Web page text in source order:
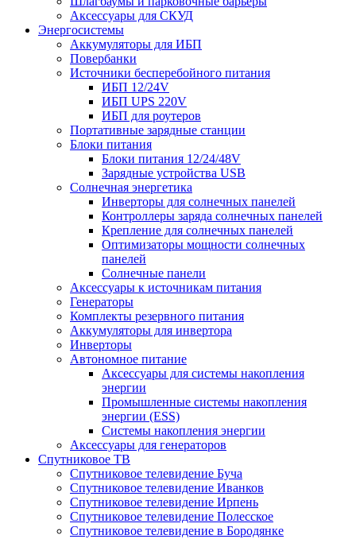
Аксессуары для СКУД
Энергосистемы
Аккумуляторы для ИБП
Повербанки
Источники бесперебойного питания
ИБП 12/24V
ИБП UPS 220V
ИБП для роутеров
Портативные зарядные станции
Блоки питания
Блоки питания 12/24/48V
Зарядные устройства USB
Солнечная энергетика
Инверторы для солнечных панелей
Контроллеры заряда солнечных панелей
Крепление для солнечных панелей
Оптимизаторы мощности солнечных
панелей
Солнечные панели
Аксессуары к источникам питания
Генераторы
Комплекты резервного питания
Аккумуляторы для инвертора
Инверторы
Автономное питание
Аксессуары для системы накопления
энергии
Промышленные системы накопления
энергии (ESS)
Системы накопления энергии
Аксессуары для генераторов
Спутниковое ТВ
Спутниковое телевидение Буча
Спутниковое телевидение Иванков
Спутниковое телевидение Ирпень
Спутниковое телевидение Полесское
Спутниковое телевидение в Бородянке